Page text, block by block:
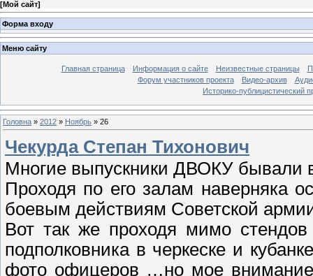
[Мой сайт]
Форма входу
Меню сайту
Главная страница Информация о сайте Неизвестные страницы
Форум участников проекта
Видео-архив
Историко-публицистический
Головна » 2012 » Ноябрь » 26
Чекурда Степан Тихонович
Многие выпускники ДВОКУ бывали
Проходя по его залам наверняка
боевым действиям Советской
Вот так же проходя мимо
подполковника в черкеске и
фото офицеров …но мое